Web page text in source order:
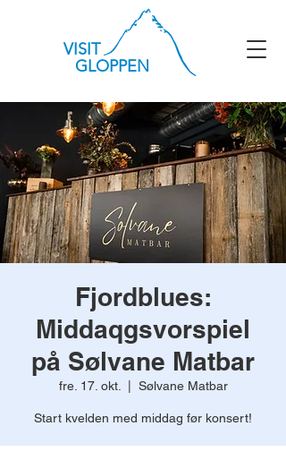
VISIT
GLOPPEN
Fjordblues:
Middaqgsvorspiel
på Sølvane Matbar
fre. 17. okt. Sølvane Matbar
Start kvelden med middag før konsert!